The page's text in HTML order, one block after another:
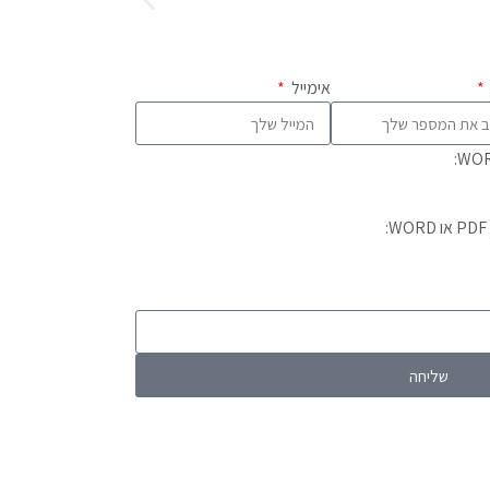
אימייל
שליחה